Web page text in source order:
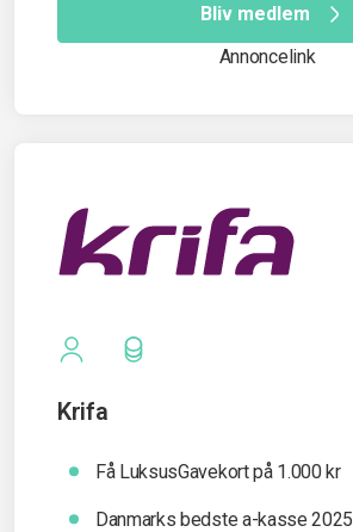
Bliv medlem
Annoncelink
Krifa
Få LuksusGavekort på 1.000 kr
Danmarks bedste a-kasse 2025